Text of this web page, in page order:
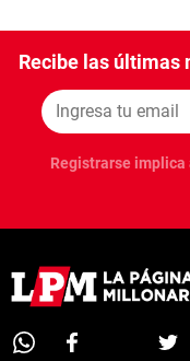
Recibe las últimas
Registrarse implica